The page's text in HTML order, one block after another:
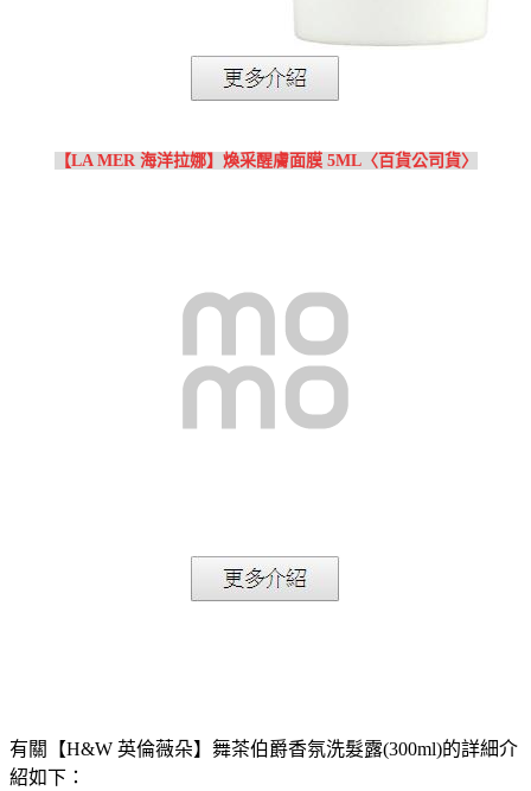
【LA MER 海洋拉娜】煥采醒膚面膜 5ML〈百貨公司貨〉
有關【H&W 英倫薇朵】舞茶伯爵香氛洗髮露(300ml)的詳細介
紹如下：